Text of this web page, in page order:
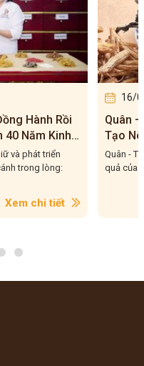
Hành Rồi
40 Năm Kinh
và phát triển
trong lòng:
Xem chi tiết
16/
Quân
Tạo
Của
Quân -
quả của